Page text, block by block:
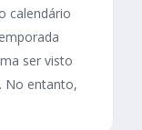
calendário
ser visto
No entanto,